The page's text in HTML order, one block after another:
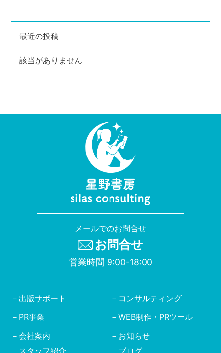
最近の投稿
該当がありません
メールでのお問合せ
お問合せ
営業時間 9:00-18:00
出版サポート
コンサルティング
PR事業
WEB制作・PRツール
会社案内
スタッフ紹介
お知らせ
ブログ